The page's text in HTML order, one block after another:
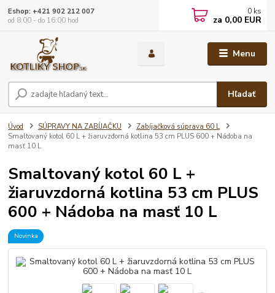
Menu
Hľadať
Eshop: +421 902 212 007
od 8:00 - do 16:00 hod
0 ks
za 0,00 EUR
Úvod SÚPRAVY NA ZABÍJAČKU
Zabíjačková súprava 60 L
Smaltovaný kotol 60 L + žiaruvzdorná kotlina 53 cm PLUS 600 + Nádoba na
masť 10 L
Smaltovaný kotol 60 L +
žiaruvzdorná kotlina 53 cm PLUS
600 + Nádoba na masť 10 L
Novinka